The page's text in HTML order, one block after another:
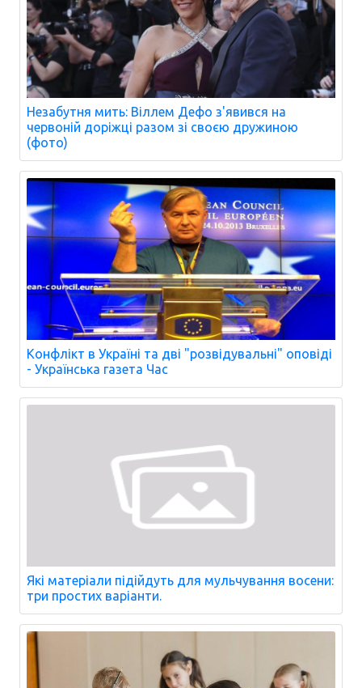
Незабутня мить: Віллем Дефо з'явився на
червоній доріжці разом зі своєю дружиною
(фото)
Конфлікт в Україні та дві "розвідувальні" оповіді
- Українська газета Час
Які матеріали підійдуть для мульчування восени:
три простих варіанти.